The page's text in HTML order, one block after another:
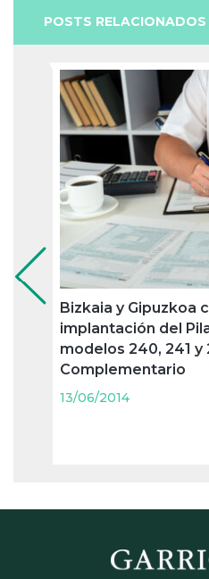
POSTS RELACIONADOS
Bizkaia y Gipuzkoa
implantación del
modelos 240, 241
Complementario
13/06/2014